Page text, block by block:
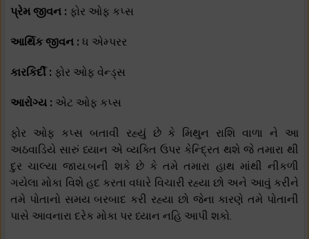
પ્રેમ જીવન : ફોર ઓફ કપ્સ
આર્થિક જીવન : ધ એમ્પરર
કારકિર્દી : ફોર ઓફ વેન્ડ્સ
આરોગ્ય : એટ ઓફ કપ્સ
ફોર ઓફ કપ્સ બતાવી રહ્યું છે કે મિથુન રાશિ વાળા ને આ
અઠવાડિયે સારું ધ્યાન એ વ્યક્તિ ઉપર કેન્દ્રિત થશે જે તમારા થી
દુર ચાલ્યા જાય.બની શકે છે કે તમે તમારા હાથ માંથી નીકળી
ગયેલા મોકા વિશે હદ કરતા વધારે વિચારી રહ્યા છો અને આવું કરીને
તમે પોતાનો સમય બરબાદ કરી રહ્યા છો જેના કારણે તમે પોતાની
પાસે આવનારા દરેક મોકા પર ધ્યાન નહિ આપી શકો.